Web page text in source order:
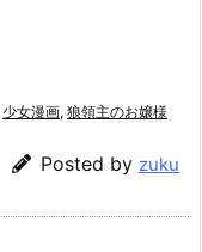
少女漫画, 狼領主のお嬢様
Posted by zuku